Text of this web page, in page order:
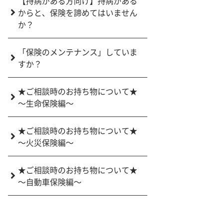
からと、保険を諦めてはいません
か？
「保険のメンテナンス」していま
すか？
★ご相談時のお持ち物について★
～生命保険編～
★ご相談時のお持ち物について★
～火災保険編～
★ご相談時のお持ち物について★
～自動車保険編～